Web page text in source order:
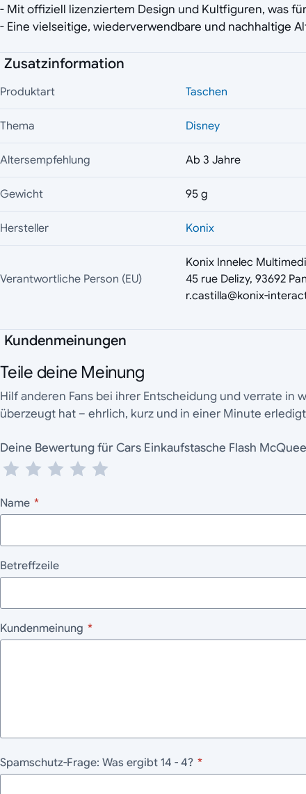
- Mit offiziell lizenziertem Design und Kultfiguren, was
- Eine vielseitige, wiederverwendbare und nachhaltige
Zusatzinformation
Produktart Taschen
Thema Disney
Altersempfehlung Ab 3 Jahre
Gewicht 95 g
Hersteller Konix
Verantwortliche Person (EU)
Konix Innelec
45 rue Delizy, 93692
r.castilla@konix-
Kundenmeinungen
Teile deine Meinung
Hilf anderen Fans bei ihrer Entscheidung und verrate in
überzeugt hat – ehrlich, kurz und in einer Minute
Deine Bewertung für Cars Einkaufstasche Flash
Name *
Betreffzeile
Kundenmeinung *
Spamschutz-Frage: Was ergibt 14 - 4? *